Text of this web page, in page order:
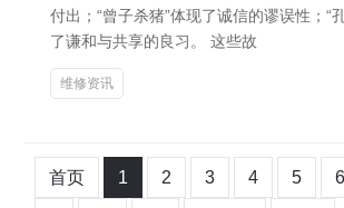
付出；“曾子杀猪”体现了诚信的谬误性；“
了谦和与共享的良习。 这些故
维修资讯
首页 1 2 3 4 5 6